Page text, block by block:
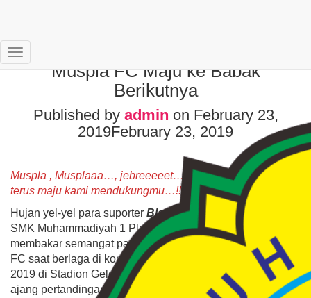
Toggle
NavigationMuspla FC Maju ke Babak
Berikutnya
Published by admin on February 23,
2019February 23, 2019
Muspla , Musplaaa…, jebreeeeet…!!! Kebanggaan kami
terus maju kami mendukungmu…!!!
Hujan yel-yel para suporter Black Horse Jawon (BHJ)
SMK Muhammadiyah 1 Playen (SMK Muspla) selalu
membakar semangat para pemain tim sepak bola Muspla
FC saat berlaga di kompetisi Liga Pelajar (Lipeg) Tahun
2019 di Stadion Gelora Handayani Gunungkidul. Sebuah
ajang pertandingan sepak bola sepertinya akan terasa